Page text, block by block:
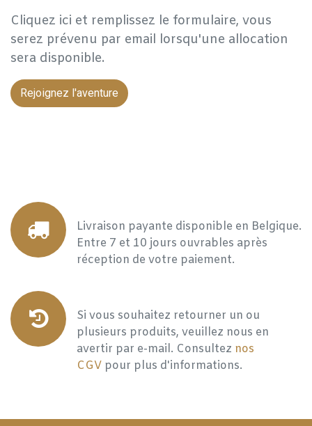
Cliquez ici et remplissez le formulaire, vous
serez prévenu par email lorsqu'une allocation
sera disponible.
Rejoignez l'aventure
Livraison payante disponible en Belgique.
Entre 7 et 10 jours ouvrables après
réception de votre paiement.
Si vous souhaitez retourner un ou
plusieurs produits, veuillez nous en
avertir par e-mail. Consultez nos
CGV pour plus d'informations.